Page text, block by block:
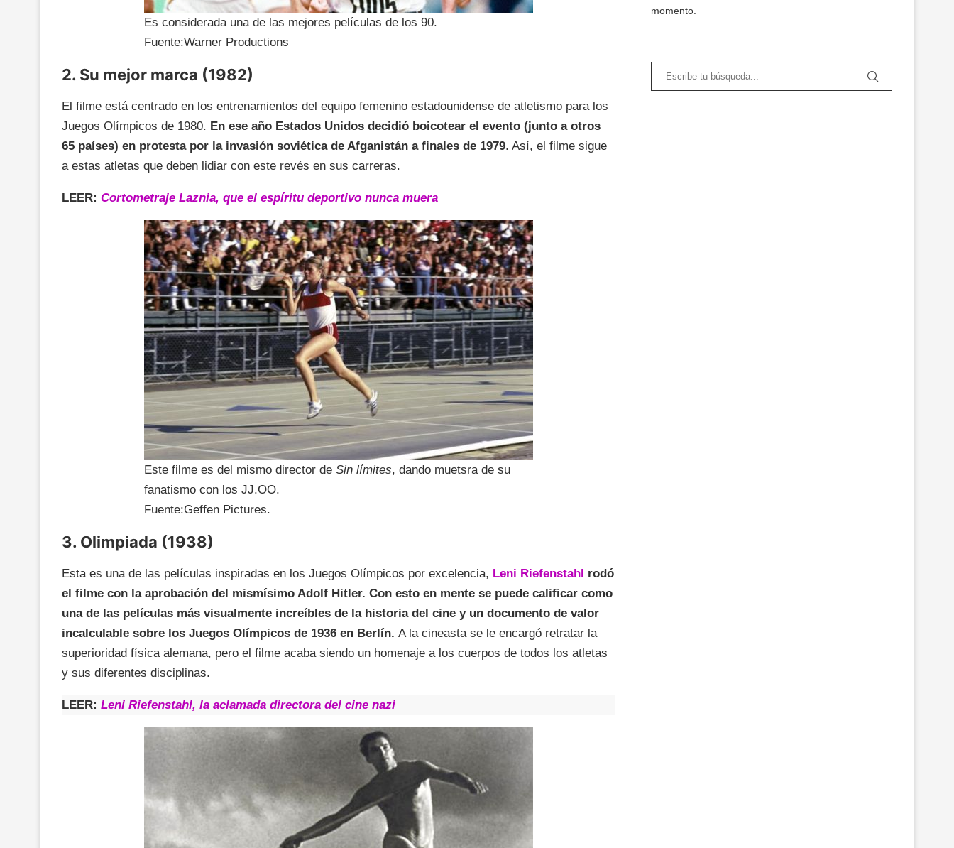
Es considerada una de las mejores películas de los 90.
Fuente:Warner Productions
2. Su mejor marca (1982)
El filme está centrado en los entrenamientos del equipo femenino estadounidense de atletismo para los
Juegos Olímpicos de 1980. En ese año Estados Unidos decidió boicotear el evento (junto a otros
65 países) en protesta por la invasión soviética de Afganistán a finales de 1979. Así, el filme sigue
a estas atletas que deben lidiar con este revés en sus carreras.
LEER: Cortometraje Laznia, que el espíritu deportivo nunca muera
Este filme es del mismo director de Sin límites, dando muetsra de su
fanatismo con los JJ.OO.
Fuente:Geffen Pictures.
3. Olimpiada (1938)
Esta es una de las películas inspiradas en los Juegos Olímpicos por excelencia, Leni Riefenstahl rodó
el filme con la aprobación del mismísimo Adolf Hitler. Con esto en mente se puede calificar como
una de las películas más visualmente increíbles de la historia del cine y un documento de valor
incalculable sobre los Juegos Olímpicos de 1936 en Berlín. A la cineasta se le encargó retratar la
superioridad física alemana, pero el filme acaba siendo un homenaje a los cuerpos de todos los atletas
y sus diferentes disciplinas.
LEER: Leni Riefenstahl, la aclamada directora del cine nazi
momento.